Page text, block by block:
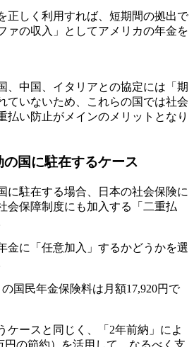
正しく利用すれば、短期間の拠出で
ァの収入」としてアメリカの年金を
、中国、イタリアとの協定には「期
ていないため、これらの国では社会
払い防止がメインのメリットとなり
国に駐在するケース
に駐在する場合、日本の社会保険に
会保障制度にも加入する「二重払
金に「任意加入」するかどうかを選
国民年金保険料は月額17,920円で
ケースと同じく、「2年前納」によ
円の節約）を活用して、なるべく支